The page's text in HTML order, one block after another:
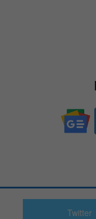
Twitter